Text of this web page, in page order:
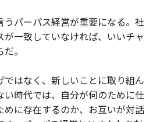
うパーパス経営が重要になる。社
が一致していなければ、いいチャ
。
ではなく、新しいことに取り組ん
い時代では、自分が何のために仕
めに存在するのか、お互いが対話